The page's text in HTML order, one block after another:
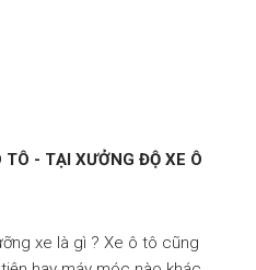
- TẠI XƯỞNG ĐỘ XE Ô
xe là gì ? Xe ô tô cũng